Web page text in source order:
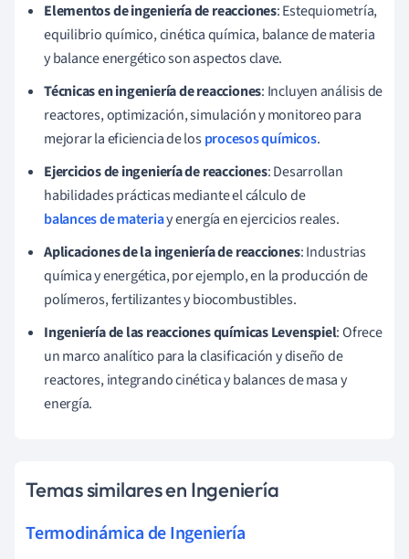
Elementos de ingeniería de reacciones: Estequiometría,
equilibrio químico, cinética química, balance de materia
y balance energético son aspectos clave.
Técnicas en ingeniería de reacciones: Incluyen análisis de
reactores, optimización, simulación y monitoreo para
mejorar la eficiencia de losprocesos químicos.
Ejercicios de ingeniería de reacciones: Desarrollan
habilidades prácticas mediante el cálculo de
balances de materiay energía en ejercicios reales.
Aplicaciones de la ingeniería de reacciones: Industrias
química y energética, por ejemplo, en la producción de
polímeros, fertilizantes y biocombustibles.
Ingeniería de las reacciones químicas Levenspiel: Ofrece
un marco analítico para la clasificación y diseño de
reactores, integrando cinética y balances de masa y
energía.
Temas similares en Ingeniería
Termodinámica de Ingeniería